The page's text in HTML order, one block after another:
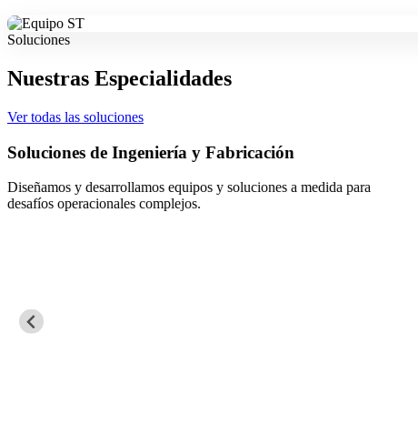
Soluciones
Nuestras Especialidades
Ver todas las soluciones
Soluciones de Ingeniería y Fabricación
Diseñamos y desarrollamos equipos y soluciones a medida para
desafíos operacionales complejos.